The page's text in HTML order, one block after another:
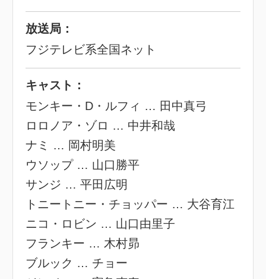
放送局：
フジテレビ系全国ネット
キャスト：
モンキー・D・ルフィ … 田中真弓
ロロノア・ゾロ … 中井和哉
ナミ … 岡村明美
ウソップ … 山口勝平
サンジ … 平田広明
トニートニー・チョッパー … 大谷育江
ニコ・ロビン … 山口由里子
フランキー … 木村昴
ブルック … チョー